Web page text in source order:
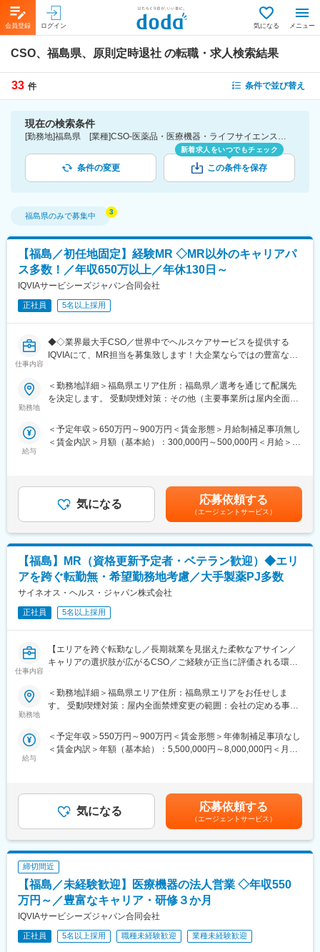
会員登録 ログイン 気になる メニュー
CSO、福島県、原則定時退社 の転職・求人検索結果
33 件 条件で並び替え
現在の検索条件
[勤務地]福島県 [業種]CSO-医薬品・医療機器・ライフサイエンス・医療系サービス [詳細条件](休日・働き方)原則定時退社
条件の変更
新着求人をいつでもチェック
この条件を保存
福島県のみで募集中
【福島／初任地固定】経験MR ◇MR以外のキャリアパ
ス多数！／年収650万以上／年休130日～
IQVIAサービシーズジャパン合同会社
正社員 5名以上採用
仕事内容
◆◇業界最大手CSO／世界中でヘルスケアサービスを提供する
IQVIAにて、MR担当を募集致します！大企業ならではの豊富なキ
【具体的な業務詳細】
いただきます。
・担当エリアの訪問医療施設のターゲティング、担当医療施設へ
・医療従事者向けの説明会の企画・実施、医師同士のコミュニケ
ーション推進のための研究会・勉強会の立ち上げ、講演会の企
画・運営 等
※勤務地については、選考内で希望を伺ったうえで決定します。
＼IQVIAでMRとして働く魅力／
（１）充実の待遇：同業他社の中でも平均給与の高さや非課税の
日当の支給の他、退職金や団体保険制度、単身赴任手当や月1回の
帰省交通費の支給など福利厚生が充実しており、長期就業される
社員が多いのも特徴です。
公募制度も充実しておりますので、IQVIAが展開している他の事業
部への異動も可能です。
事担当者などの管理部門など
（３）手厚い研修体制でスキルアップができます：製品研修、ス
してのスキルのみならず、データ分析、マーケティングなど多角
的にヘルスケアのプロフェッショナル人材を育成する研修制度を
【IQVIAサービシーズジャパンについて】
・世界100以上の国と地域／8万人の社員が、医薬品の臨床開発～
プロモーションに携わり、市場を流通するほぼすべての医薬品に
関与しています
・日本においても業界トップシェアを誇り、常時100以上のPJが
稼働しています
変更の範囲：会社の定める業務
勤務地
＜勤務地詳細＞福島県エリア住所：福島県／選考を通じて配属先
を決定します。 受動喫煙対策：その他（主要事業所は屋内全面禁
給与
＜予定年収＞650万円～900万円＜賃金形態＞月給制補足事項無し
＜賃金内訳＞月額（基本給）：300,000円～500,000円＜月給＞
ジェクト稼働手当(35,000円)、外勤日当（1日1,500円／外勤3.5時
間以上）■変動賞与制（6月・12月・3月）※平均実績6ヶ月分■イン
センティブ：3月（対象者）賃金はあくまでも目安の金額であり、
選考を通じて上下する可能性があります。月給(月額)は固定手当を
含めた表記です。
気になる 応募依頼する
（エージェントサービス）
【福島】MR（資格更新予定者・ベテラン歓迎）◆エリ
アを跨ぐ転勤無・希望勤務地考慮／大手製薬PJ多数
サイネオス・ヘルス・ジャパン株式会社
正社員 5名以上採用
仕事内容
【エリアを跨ぐ転勤なし／長期就業を見据えた柔軟なアサイン／
キャリアの選択肢が広がるCSO／ご経験が正当に評価される環
【はじめに】
～50代まで幅広く活躍しており、長期就業も叶う環境です。
医師、薬剤師に課題解決するための医薬品情報を提供、副作用情
報を収集を行っていただきます。
《具体的には...》
■新薬のプロモーション
■長期収載品の市場拡大
■ジェネリック医薬品のプロモーション
※プロジェクトの状況によっては、選考保留（ご紹介できるプロジ
ェクトが出るまで保留）となる場合もございますのであらかじめ
ご認識の程よろしくお願いします※
【魅力ポイント】
勤務地
＜勤務地詳細＞福島県エリア住所：福島県エリアをお任せしま
す。 受動喫煙対策：屋内全面禁煙変更の範囲：会社の定める事業
給与
＜予定年収＞550万円～900万円＜賃金形態＞年俸制補足事項なし
＜賃金内訳＞年額（基本給）：5,500,000円～8,000,000円＜月額
度支給）※ただし支給条件有。賃金はあくまでも目安の金額であ
り、選考を通じて上下する可能性があります。月給(月額)は固定手
当を含めた表記です。
気になる 応募依頼する
（エージェントサービス）
締切間近
【福島／未経験歓迎】医療機器の法人営業 ◇年収550
万円～／豊富なキャリア・研修３か月
IQVIAサービシーズジャパン合同会社
正社員 5名以上採用 職種未経験歓迎 業種未経験歓迎